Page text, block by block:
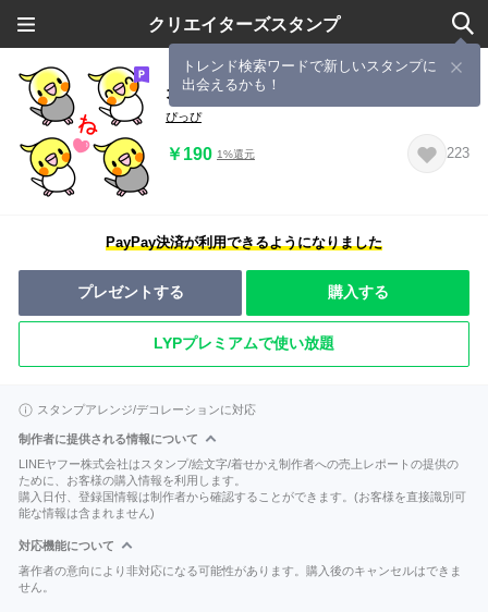
クリエイターズスタンプ
トレンド検索ワードで新しいスタンプに
出会えるかも！
オカメ小さい♪
ぴっぴ
￥190 1%還元 223
PayPay決済が利用できるようになりました
プレゼントする 購入する
LYPプレミアムで使い放題
スタンプアレンジ/デコレーションに対応
制作者に提供される情報について
LINEヤフー株式会社はスタンプ/絵文字/着せかえ制作者への売上レポートの提供の
ために、お客様の購入情報を利用します。
購入日付、登録国情報は制作者から確認することができます。(お客様を直接識別可
能な情報は含まれません)
対応機能について
著作者の意向により非対応になる可能性があります。購入後のキャンセルはできま
せん。